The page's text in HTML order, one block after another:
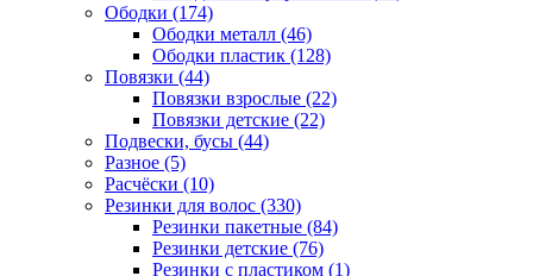
Ободки (174)
Ободки металл (46)
Ободки пластик (128)
Повязки (44)
Повязки взрослые (22)
Повязки детские (22)
Подвески, бусы (44)
Разное (5)
Расчёски (10)
Резинки для волос (330)
Резинки пакетные (84)
Резинки детские (76)
Резинки с пластиком (1)